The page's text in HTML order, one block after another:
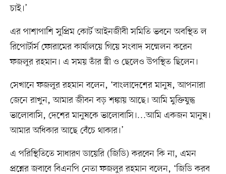
চাই।’
এর পাশাপাশি সুপ্রিম কোর্ট আইনজীবী সমিতি ভবনে অবস্থিত ল
রিপোর্টার্স ফোরামের কার্যালয়ে গিয়ে সংবাদ সম্মেলন করেন
ফজলুর রহমান। এ সময় তাঁর স্ত্রী ও ছেলেও উপস্থিত ছিলেন।
সেখানে ফজলুর রহমান বলেন, ‘বাংলাদেশের মানুষ, আপনারা
জেনে রাখুন, আমার জীবন বড় শঙ্কায় আছে। আমি মুক্তিযুদ্ধ
ভালোবাসি, দেশের মানুষকে ভালোবাসি।…আমি একজন মানুষ।
আমার অধিকার আছে বেঁচে থাকার।’
এ পরিস্থিতিতে সাধারণ ডায়েরি (জিডি) করবেন কি না, এমন
প্রশ্নের জবাবে বিএনপি নেতা ফজলুর রহমান বলেন, ‘জিডি করব